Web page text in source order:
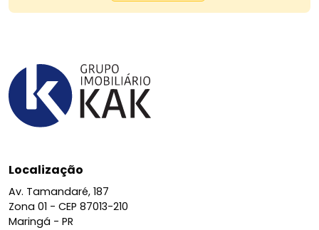
Localização
Av. Tamandaré, 187
Zona 01 - CEP 87013-210
Maringá - PR